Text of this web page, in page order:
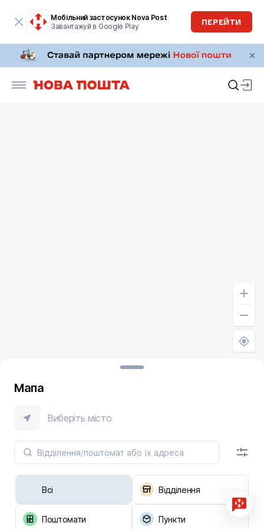
Мобільний застосунок Nova Post
Завантажуй в Google Play
ПЕРЕЙТИ
Мапа
Виберіть місто
Всі Відділення
Поштомати Пункти